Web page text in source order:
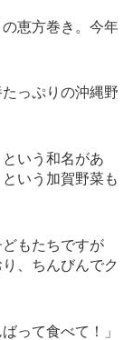
恵方巻き。今年
っぷりの沖縄野
いう和名があ
いう加賀野菜も
もたちですが
、ちんびんでク
って食べて！」